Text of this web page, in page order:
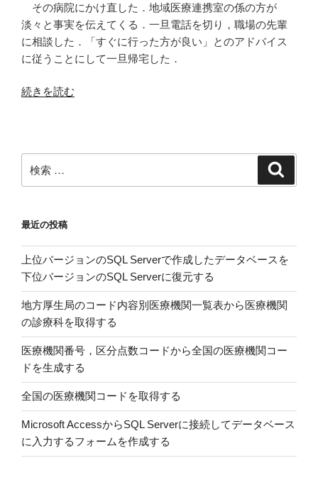
その病院にかけ直した．地域医療連携室の係の方が
淡々と事実を伝えてくる．一旦電話を切り，職場の先輩
に相談した．「すぐに行った方が良い」とのアドバイス
に従うことにして一旦帰宅した．
“一
で
弾
葬・
相
続
放
棄
手
続
き”
の
続きを読む
索:
最近の投稿
上位バージョンのSQL Serverで作成したデータベースを
下位バージョンのSQL Serverに復元する
地方厚生局のコード内容別医療機関一覧表から医療機関
の診療科を取得する
医療機関番号，区分点数コードから全国の医療機関コー
ドを生成する
全国の医療機関コードを取得する
Microsoft AccessからSQL Serverに接続してデータベース
に入力するフォームを作成する